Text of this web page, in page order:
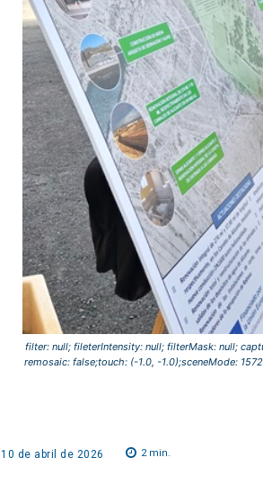
filter: null; fileterIntensity: null; filterMask: null;
remosaic: false;touch: (-1.0, -1.0);sceneMode:
10 de abril de 2026 2min.